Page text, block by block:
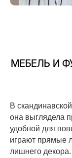
МЕБЕЛЬ И
В
она выглядела
удобной для
играют прямые
лишнего